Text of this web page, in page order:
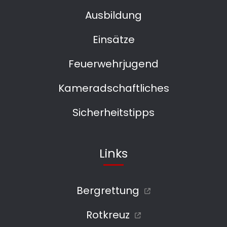
Ausbildung
Einsätze
Feuerwehrjugend
Kameradschaftliches
Sicherheitstipps
Links
Bergrettung
Rotkreuz